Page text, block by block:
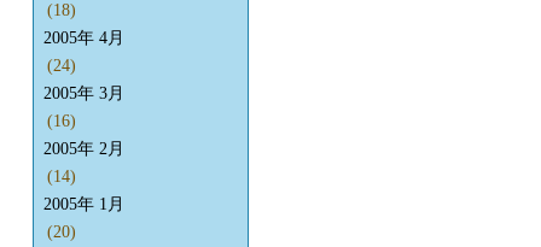
(18)
2005年 4月
(24)
2005年 3月
(16)
2005年 2月
(14)
2005年 1月
(20)